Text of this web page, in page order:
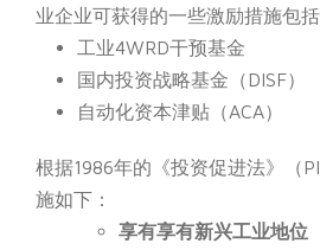
业企业可获得的一些激励措施包括
工业4WRD干预基金
国内投资战略基金（DISF）
自动化资本津贴（ACA）
根据1986年的《投资促进法》（
施如下：
享有享有新兴工业地位